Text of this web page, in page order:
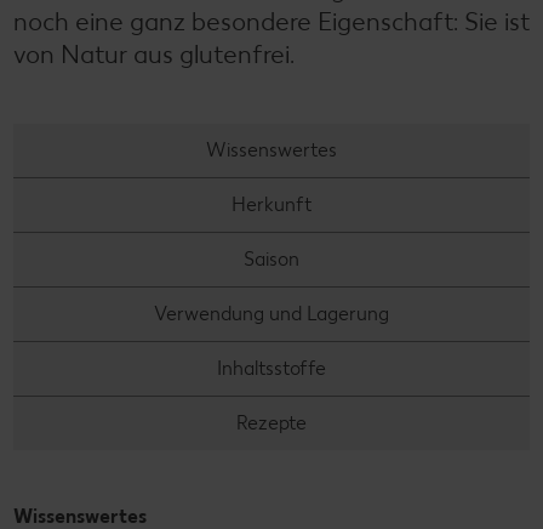
noch eine ganz besondere Eigenschaft: Sie ist
von Natur aus glutenfrei.
Wissenswertes
Herkunft
Saison
Verwendung und Lagerung
Inhaltsstoffe
Rezepte
Wissenswertes